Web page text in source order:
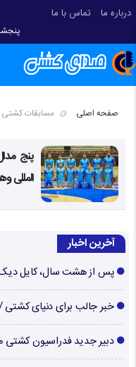
درباره ما تماس با ما
پنجشنبه, ۱۵
صفحه اصلی مسابقات کشتی
پنج
المللی
آخرین اخبار
پس از هشت سال، کایل
خبر جالب برای دنیای
دبیر جدید فدراسیون کشتی